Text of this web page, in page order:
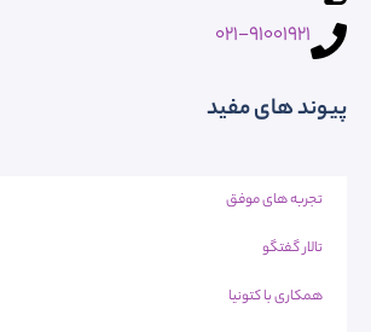
021-91001921
پیوند های مفید
تجربه های موفق
تالار گفتگو
همکاری با کتونیا